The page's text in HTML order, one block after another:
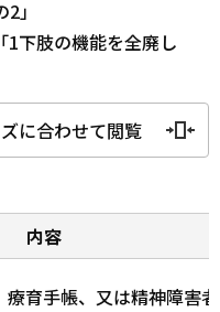
」
下肢の機能を全廃し
に合わせて閲覧
内容
育手帳、又は精神障害